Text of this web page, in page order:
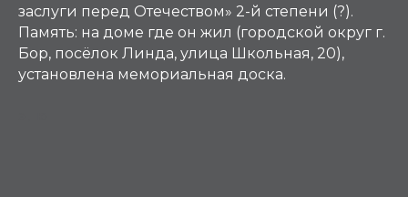
заслуги перед Отечеством» 2-й степени (?).
Память: на доме где он жил (городской округ г.
Бор, посёлок Линда, улица Школьная, 20),
установлена мемориальная доска.